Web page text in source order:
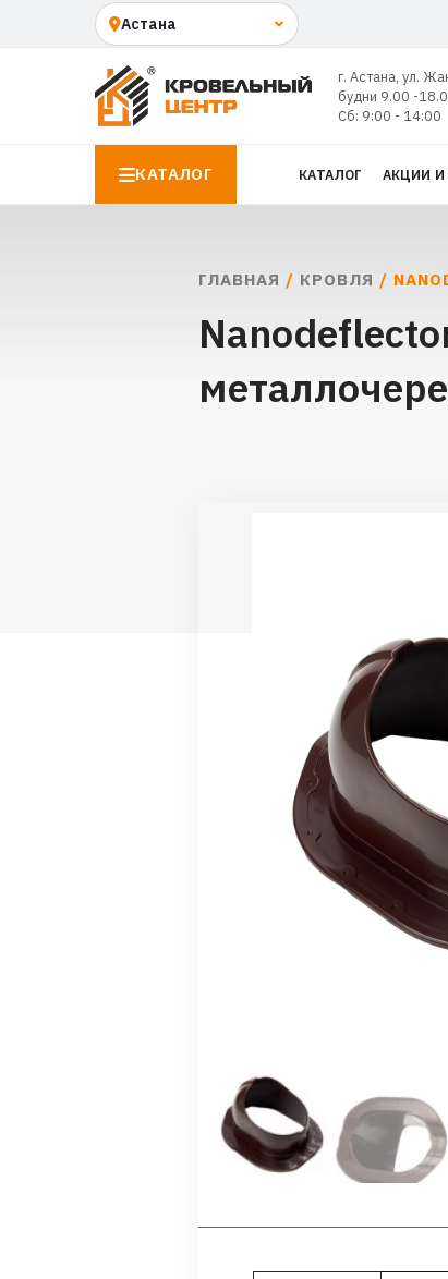
г. Астана, ул.
будни 9.00 -
Сб: 9:00 - 14:00
КАТАЛОГ КАТАЛОГ АКЦИИ
ГЛАВНАЯ / КРОВЛЯ /